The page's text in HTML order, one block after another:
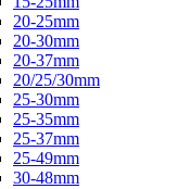
20-25mm
20-30mm
20-37mm
20/25/30mm
25-30mm
25-35mm
25-37mm
25-49mm
30-48mm